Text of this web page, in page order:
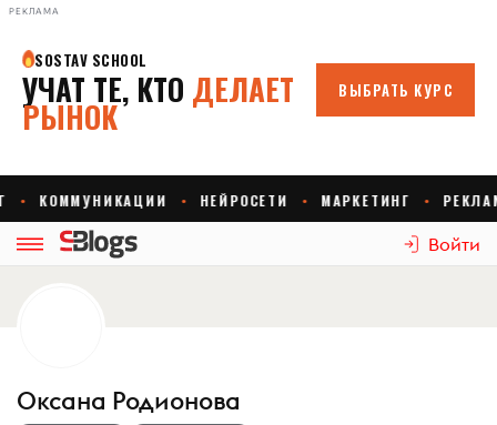
РЕКЛАМА
Войти
Оксана Родионова